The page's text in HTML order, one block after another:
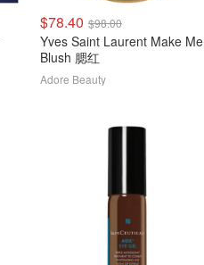
$78.40 $98.00
Yves Saint Laurent Make Me
Blush 腮红
Adore Beauty